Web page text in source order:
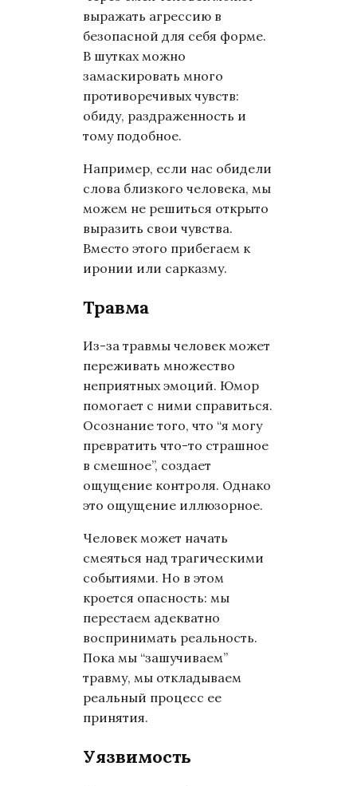
выражать агрессию в
безопасной для себя форме.
В шутках можно
замаскировать много
противоречивых чувств:
обиду, раздраженность и
тому подобное.
Например, если нас обидели
слова близкого человека, мы
можем не решиться открыто
выразить свои чувства.
Вместо этого прибегаем к
иронии или сарказму.
Травма
Из-за травмы человек может
переживать множество
неприятных эмоций. Юмор
помогает с ними справиться.
Осознание того, что “я могу
превратить что-то страшное
в смешное”, создает
ощущение контроля. Однако
это ощущение иллюзорное.
Человек может начать
смеяться над трагическими
событиями. Но в этом
кроется опасность: мы
перестаем адекватно
воспринимать реальность.
Пока мы “зашучиваем”
травму, мы откладываем
реальный процесс ее
принятия.
Уязвимость